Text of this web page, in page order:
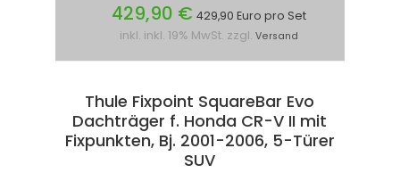
429,90 € 429,90 Euro pro Set
inkl. inkl. 19% MwSt. zzgl. Versand
Thule Fixpoint SquareBar Evo
Dachträger f. Honda CR-V II mit
Fixpunkten, Bj. 2001-2006, 5-Türer
SUV